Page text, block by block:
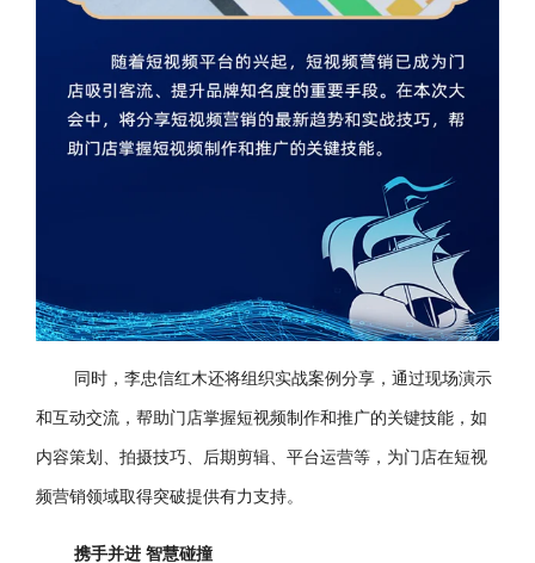
同时，李忠信红木还将组织实战案例分享，通过现场演示
和互动交流，帮助门店掌握短视频制作和推广的关键技能，如
内容策划、拍摄技巧、后期剪辑、平台运营等，为门店在短视
频营销领域取得突破提供有力支持。
携手并进 智慧碰撞